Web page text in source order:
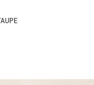
TAUPE